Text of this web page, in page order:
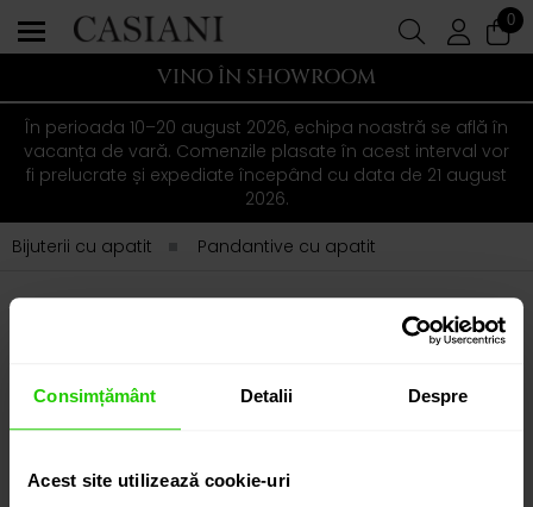
Consimțământ Detalii Despre
Acest site utilizează cookie-uri
0
VINO ÎN SHOWROOM
În perioada 10–20 august 2026, echipa noastră se află în
vacanța de vară. Comenzile plasate în acest interval vor
fi prelucrate și expediate începând cu data de 21 august
2026.
Bijuterii cu apatit
Pandantive cu apatit
PANDANTIVE DIN AUR CU APATIT
curenta